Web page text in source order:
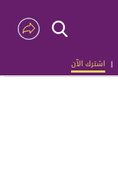
| اشترك الآن